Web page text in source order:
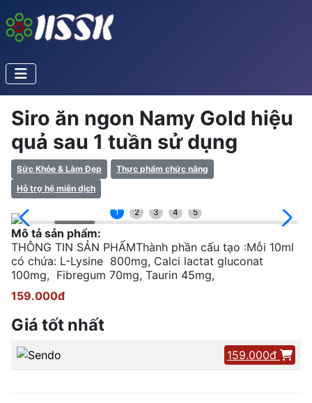
Siro ăn ngon Namy Gold hiệu
quả sau 1 tuần sử dụng
Sức Khỏe & Làm Đẹp
Thực phẩm chức năng
Hỗ trợ hệ miễn dịch
1 2 3 4 5
Mô tả sản phẩm:
THÔNG TIN SẢN PHẨMThành phần cấu tạo :Mỗi 10ml
có chứa: L-Lysine 800mg, Calci lactat gluconat
100mg, Fibregum 70mg, Taurin 45mg,
159.000đ
Giá tốt nhất
159.000đ